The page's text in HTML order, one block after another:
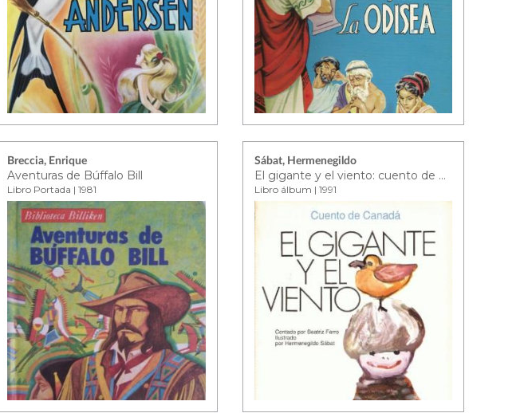
Breccia, Enrique
Aventuras de Búffalo Bill
Libro Portada | 1981
Sábat, Hermenegildo
El gigante y el viento: cuento de Canadá
Libro álbum | 1991